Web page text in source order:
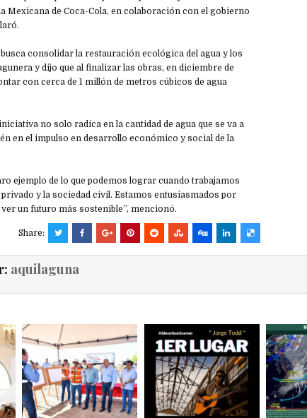
Mexicana de Coca-Cola, en colaboración con el gobierno
consolidar la restauración ecológica del agua y los
y dijo que al finalizar las obras, en diciembre de
con cerca de 1 millón de metros cúbicos de agua
no solo radica en la cantidad de agua que se va a
en el impulso en desarrollo económico y social de la
ejemplo de lo que podemos lograr cuando trabajamos
y la sociedad civil. Estamos entusiasmados por
un futuro más sostenible”, mencionó.
Share:
aquilaguna